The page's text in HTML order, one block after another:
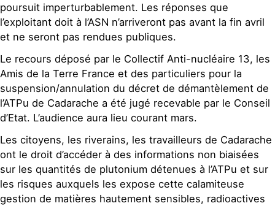
poursuit imperturbablement. Les réponses que
l’exploitant doit à l’ASN n’arriveront pas avant la fin avril
et ne seront pas rendues publiques.
Le recours déposé par le Collectif Anti-nucléaire 13, les
Amis de la Terre France et des particuliers pour la
suspension/annulation du décret de démantèlement de
l’ATPu de Cadarache a été jugé recevable par le Conseil
d’Etat. L’audience aura lieu courant mars.
Les citoyens, les riverains, les travailleurs de Cadarache
ont le droit d’accéder à des informations non biaisées
sur les quantités de plutonium détenues à l’ATPu et sur
les risques auxquels les expose cette calamiteuse
gestion de matières hautement sensibles, radioactives